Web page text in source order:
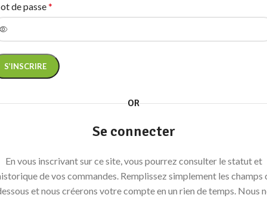
de passe*
S’INSCRIRE
OR
Se connecter
En vous inscrivant sur ce site, vous pourrez consulter le statut et
de vos commandes. Remplissez simplement les champs
et nous créerons votre compte en un rien de temps. Nous